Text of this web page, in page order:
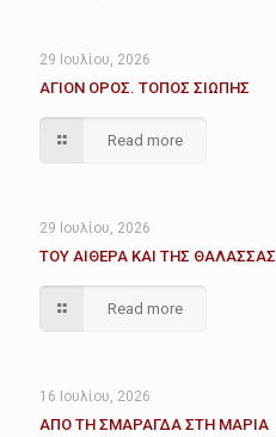
29 Ιουλίου, 2026
ΑΓΙΟΝ ΟΡΟΣ. ΤΟΠΟΣ ΣΙΩΠΗΣ
Read more
29 Ιουλίου, 2026
ΤΟΥ ΑΙΘΕΡΑ ΚΑΙ ΤΗΣ ΘΑΛΑΣΣΑΣ
Read more
16 Ιουλίου, 2026
ΑΠΟ ΤΗ ΣΜΑΡΑΓΔΑ ΣΤΗ ΜΑΡΙΑ